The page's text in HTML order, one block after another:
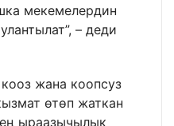
мекемелердин
– деди
жана коопсуз
өтөп жаткан
ыраазычылык